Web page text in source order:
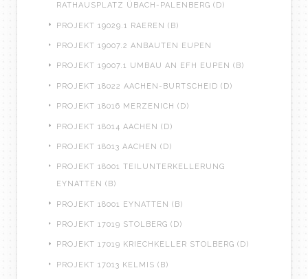
RATHAUSPLATZ ÜBACH-PALENBERG (D)
PROJEKT 19029.1 RAEREN (B)
PROJEKT 19007.2 ANBAUTEN EUPEN
PROJEKT 19007.1 UMBAU AN EFH EUPEN (B)
PROJEKT 18022 AACHEN-BURTSCHEID (D)
PROJEKT 18016 MERZENICH (D)
PROJEKT 18014 AACHEN (D)
PROJEKT 18013 AACHEN (D)
PROJEKT 18001 TEILUNTERKELLERUNG
EYNATTEN (B)
PROJEKT 18001 EYNATTEN (B)
PROJEKT 17019 STOLBERG (D)
PROJEKT 17019 KRIECHKELLER STOLBERG (D)
PROJEKT 17013 KELMIS (B)